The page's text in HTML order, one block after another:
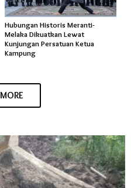
Hubungan Historis Meranti-
Melaka Dikuatkan Lewat
Kunjungan Persatuan Ketua
Kampung